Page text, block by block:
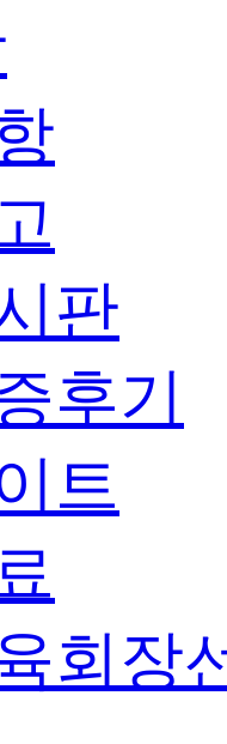
판
후기
트
회장